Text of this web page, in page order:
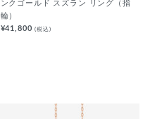
ンクゴールド スズラン リング（指
輪）
¥41,800(税込)